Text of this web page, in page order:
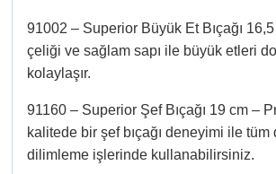
91002 – Superior Büyük Et Bıçağı
çeliği ve sağlam sapı ile büyük etleri
kolaylaşır.
91160 – Superior Şef Bıçağı 19 cm –
kalitede bir şef bıçağı deneyimi ile tüm
dilimleme işlerinde kullanabilirsiniz.